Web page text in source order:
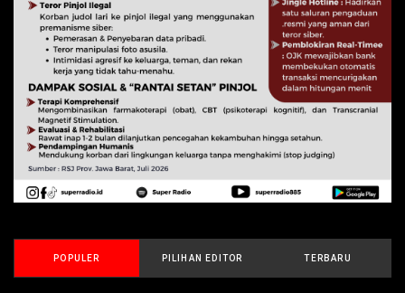
POPULER PILIHAN EDITOR TERBARU